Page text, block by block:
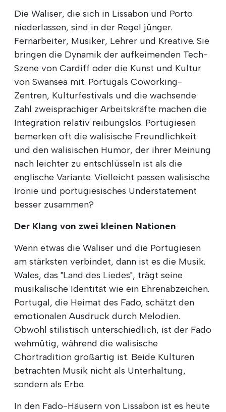
Die Waliser, die sich in Lissabon und Porto
niederlassen, sind in der Regel jünger.
Fernarbeiter, Musiker, Lehrer und Kreative. Sie
bringen die Dynamik der aufkeimenden Tech-
Szene von Cardiff oder die Kunst und Kultur
von Swansea mit. Portugals Coworking-
Zentren, Kulturfestivals und die wachsende
Zahl zweisprachiger Arbeitskräfte machen die
Integration relativ reibungslos. Portugiesen
bemerken oft die walisische Freundlichkeit
und den walisischen Humor, der ihrer Meinung
nach leichter zu entschlüsseln ist als die
englische Variante. Vielleicht passen walisische
Ironie und portugiesisches Understatement
besser zusammen?
Der Klang von zwei kleinen Nationen
Wenn etwas die Waliser und die Portugiesen
am stärksten verbindet, dann ist es die Musik.
Wales, das "Land des Liedes", trägt seine
musikalische Identität wie ein Ehrenabzeichen.
Portugal, die Heimat des Fado, schätzt den
emotionalen Ausdruck durch Melodien.
Obwohl stilistisch unterschiedlich, ist der Fado
wehmütig, während die walisische
Chortradition großartig ist. Beide Kulturen
betrachten Musik nicht als Unterhaltung,
sondern als Erbe.
In den Fado-Häusern von Lissabon ist es heute